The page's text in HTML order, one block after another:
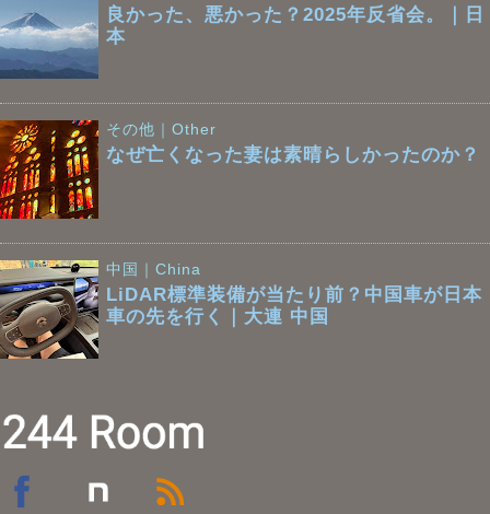
良かった、悪かった？2025年反省会。｜日
本
その他｜Other
なぜ亡くなった妻は素晴らしかったのか？
中国｜China
LiDAR標準装備が当たり前？中国車が日本
車の先を行く｜大連 中国